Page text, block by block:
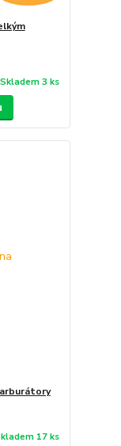
Skladem 3 ks
17 ks